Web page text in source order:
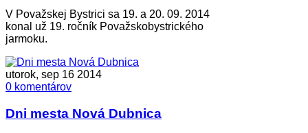
V Považskej Bystrici sa 19. a 20. 09. 2014
konal už 19. ročník Považskobystrického
jarmoku.
utorok, sep 16 2014
0 komentárov
Dni mesta Nová Dubnica